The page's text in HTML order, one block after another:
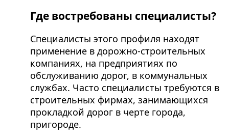
Где востребованы специалисты?
Специалисты этого профиля находят
применение в дорожно-строительных
компаниях, на предприятиях по
обслуживанию дорог, в коммунальных
службах. Часто специалисты требуются в
строительных фирмах, занимающихся
прокладкой дорог в черте города,
пригороде.